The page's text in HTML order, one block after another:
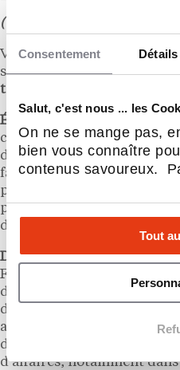
Consentement Détails
Salut, c'est nous ... les
On ne se mange pas,
bien vous connaître
contenus savoureux.
Tout
(vérifié par notre rédaction)
Voici résumé en cinq
sujet :Comment la
transforme l’activité des
Évolution du rôle des
comme DO&KA, vont au-
d’animaux ou
faire, avec des services
premiers soins et la
pour les animaux, plaçant
de leur activité.
Demande croissante
Français possédant un
de plus en plus de
de leurs animaux. Cela
adapter leur offre et à se
de qualité, entraînant une
d’affaires, notamment